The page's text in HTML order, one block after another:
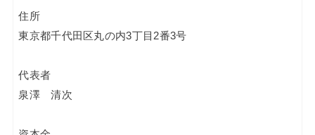
住所
東京都千代田区丸の内3丁目2番3号
代表者
泉澤 清次